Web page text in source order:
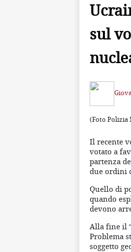
sul
(Foto Polizia
Il recente
votato a
partenza
due ordini
Quello di
quando
devono
Alla fine il
Problema
soggetto